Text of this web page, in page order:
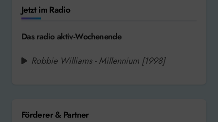
Jetzt im Radio
Das radio aktiv-Wochenende
Robbie Williams - Millennium [1998]
Förderer & Partner